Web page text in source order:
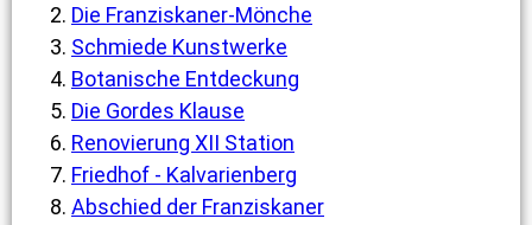
Die Franziskaner-Mönche
Schmiede Kunstwerke
Botanische Entdeckung
Die Gordes Klause
Renovierung XII Station
Friedhof - Kalvarienberg
Abschied der Franziskaner